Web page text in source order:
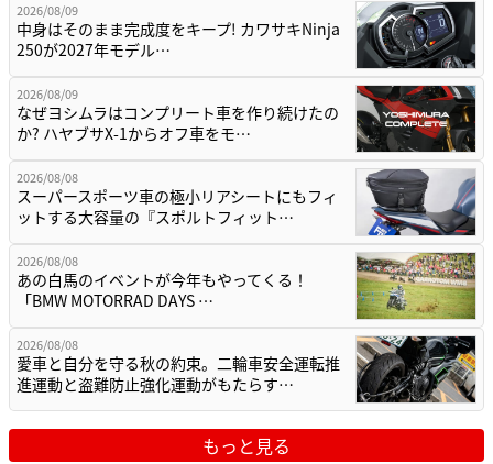
2026/08/09
中身はそのまま完成度をキープ! カワサキNinja
250が2027年モデル…
2026/08/09
なぜヨシムラはコンプリート車を作り続けたの
か? ハヤブサX-1からオフ車をモ…
2026/08/08
スーパースポーツ車の極小リアシートにもフィ
ットする大容量の『スポルトフィット…
2026/08/08
あの白馬のイベントが今年もやってくる！
「BMW MOTORRAD DAYS …
2026/08/08
愛車と自分を守る秋の約束。二輪車安全運転推
進運動と盗難防止強化運動がもたらす…
もっと見る